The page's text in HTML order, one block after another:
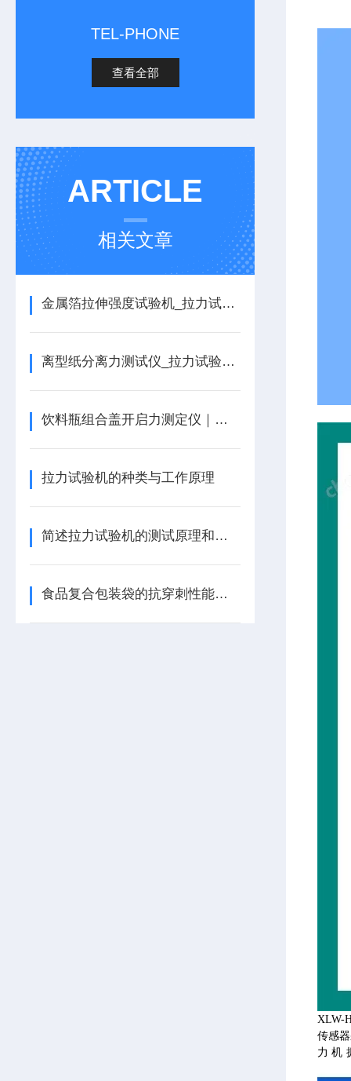
TEL-PHONE
查看全部
ARTICLE
相关文章
金属箔拉伸强度试验机_拉力试验机的详细介绍
离型纸分离力测试仪_拉力试验机的详细介绍
饮料瓶组合盖开启力测定仪｜拉力试验机
拉力试验机的种类与工作原理
简述拉力试验机的测试原理和测试方法
食品复合包装袋的抗穿刺性能检测方法与仪器
XLW-
传感
力机